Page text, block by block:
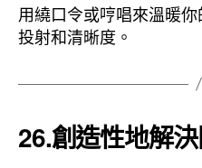
用繞口令或哼唱來溫暖
投射和清晰度。
26.創造性地解